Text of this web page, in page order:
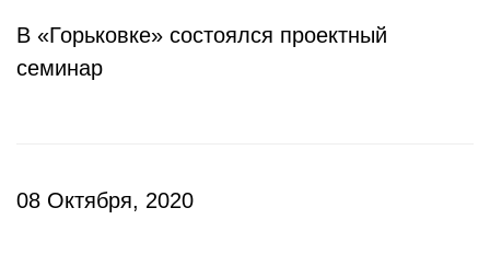
В «Горьковке» состоялся проектный
семинар
08 Октября, 2020